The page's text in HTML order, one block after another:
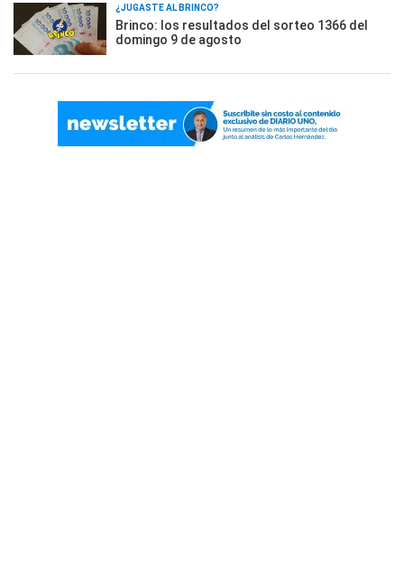
¿JUGASTE AL BRINCO?
Brinco: los resultados del sorteo 1366 del
domingo 9 de agosto